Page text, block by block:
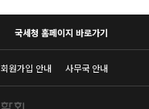
국세청 홈페이지 바로가기
회원가입 안내 사무국 안내